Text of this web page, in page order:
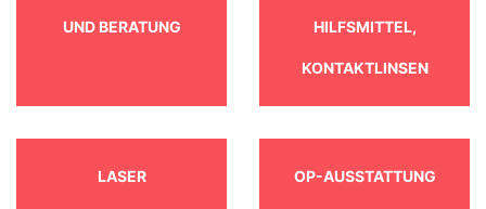
UND BERATUNG HILFSMITTEL,
KONTAKTLINSEN
LASER OP-AUSSTATTUNG